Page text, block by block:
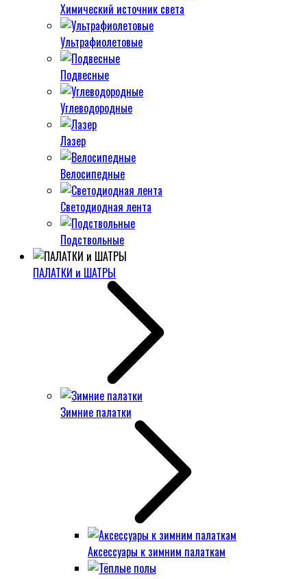
Химический источник света
Ультрафиолетовые
Подвесные
Углеводородные
Лазер
Велосипедные
Светодиодная лента
Подствольные
ПАЛАТКИ и ШАТРЫ
Зимние палатки
Аксессуары к зимним палаткам